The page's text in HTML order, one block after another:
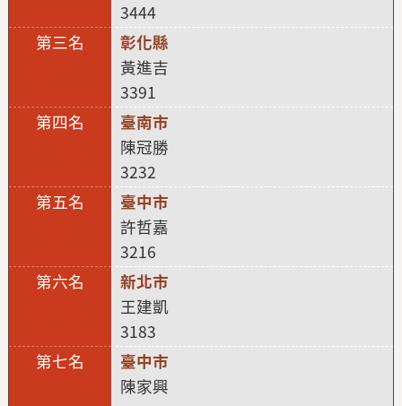
3444
彰化縣
黃進吉
3391
臺南市
陳冠勝
3232
臺中市
許哲嘉
3216
新北市
王建凱
3183
臺中市
陳家興